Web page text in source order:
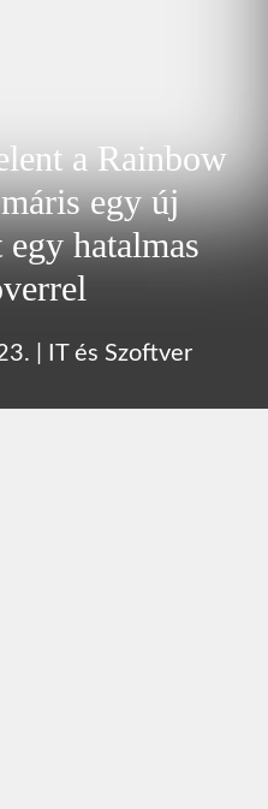
a Rainbow
egy új
hatalmas
IT és Szoftver